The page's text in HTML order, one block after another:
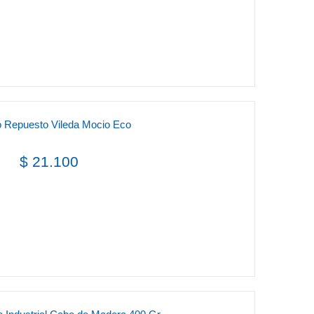
Repuesto Vileda Mocio Eco
$ 21.100